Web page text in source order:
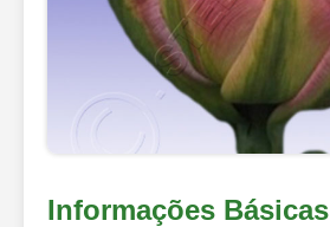
Informações Básicas